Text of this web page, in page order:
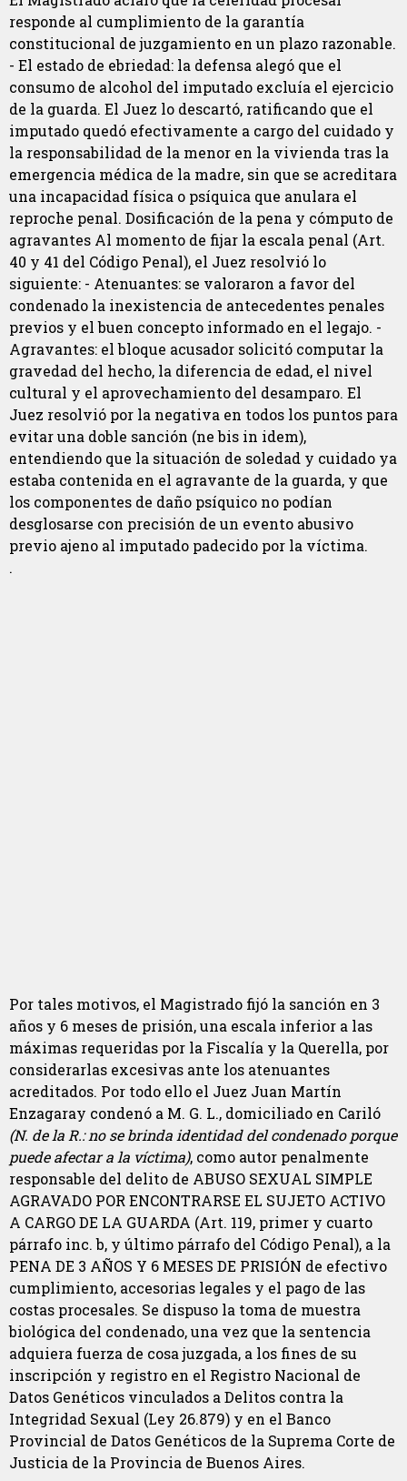
responde al cumplimiento de la garantía
constitucional de juzgamiento en un plazo razonable.
- El estado de ebriedad: la defensa alegó que el
consumo de alcohol del imputado excluía el ejercicio
de la guarda. El Juez lo descartó, ratificando que el
imputado quedó efectivamente a cargo del cuidado y
la responsabilidad de la menor en la vivienda tras la
emergencia médica de la madre, sin que se acreditara
una incapacidad física o psíquica que anulara el
reproche penal. Dosificación de la pena y cómputo de
agravantes Al momento de fijar la escala penal (Art.
40 y 41 del Código Penal), el Juez resolvió lo
siguiente: - Atenuantes: se valoraron a favor del
condenado la inexistencia de antecedentes penales
previos y el buen concepto informado en el legajo. -
Agravantes: el bloque acusador solicitó computar la
gravedad del hecho, la diferencia de edad, el nivel
cultural y el aprovechamiento del desamparo. El
Juez resolvió por la negativa en todos los puntos para
evitar una doble sanción (ne bis in idem),
entendiendo que la situación de soledad y cuidado ya
estaba contenida en el agravante de la guarda, y que
los componentes de daño psíquico no podían
desglosarse con precisión de un evento abusivo
previo ajeno al imputado padecido por la víctima.
.
Por tales motivos, el Magistrado fijó la sanción en 3
años y 6 meses de prisión, una escala inferior a las
máximas requeridas por la Fiscalía y la Querella, por
considerarlas excesivas ante los atenuantes
acreditados. Por todo ello el Juez Juan Martín
Enzagaray condenó a M. G. L., domiciliado en Cariló
(N. de la R.: no se brinda identidad del condenado porque
puede afectar a la víctima), como autor penalmente
responsable del delito de ABUSO SEXUAL SIMPLE
AGRAVADO POR ENCONTRARSE EL SUJETO ACTIVO
A CARGO DE LA GUARDA (Art. 119, primer y cuarto
párrafo inc. b, y último párrafo del Código Penal), a la
PENA DE 3 AÑOS Y 6 MESES DE PRISIÓN de efectivo
cumplimiento, accesorias legales y el pago de las
costas procesales. Se dispuso la toma de muestra
biológica del condenado, una vez que la sentencia
adquiera fuerza de cosa juzgada, a los fines de su
inscripción y registro en el Registro Nacional de
Datos Genéticos vinculados a Delitos contra la
Integridad Sexual (Ley 26.879) y en el Banco
Provincial de Datos Genéticos de la Suprema Corte de
Justicia de la Provincia de Buenos Aires.